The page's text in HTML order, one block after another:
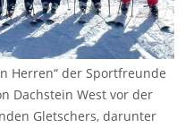
Herren“ der Sportfreunde
Dachstein West vor der
Gletschers, darunter